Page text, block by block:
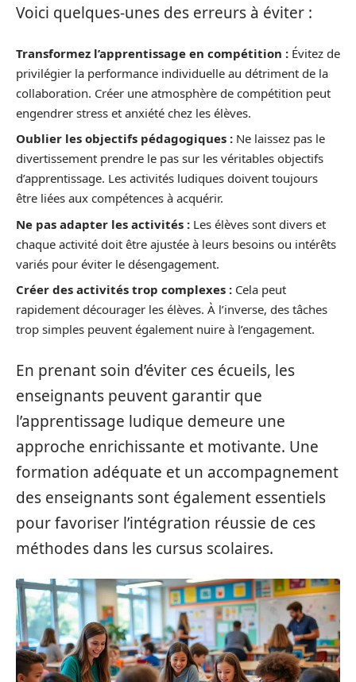
Voici quelques-unes des erreurs à éviter :
Transformez l’apprentissage en compétition : Évitez de
privilégier la performance individuelle au détriment de la
collaboration. Créer une atmosphère de compétition peut
engendrer stress et anxiété chez les élèves.
Oublier les objectifs pédagogiques : Ne laissez pas le
divertissement prendre le pas sur les véritables objectifs
d’apprentissage. Les activités ludiques doivent toujours
être liées aux compétences à acquérir.
Ne pas adapter les activités : Les élèves sont divers et
chaque activité doit être ajustée à leurs besoins ou intérêts
variés pour éviter le désengagement.
Créer des activités trop complexes : Cela peut
rapidement décourager les élèves. À l’inverse, des tâches
trop simples peuvent également nuire à l’engagement.
En prenant soin d’éviter ces écueils, les
enseignants peuvent garantir que
l’apprentissage ludique demeure une
approche enrichissante et motivante. Une
formation adéquate et un accompagnement
des enseignants sont également essentiels
pour favoriser l’intégration réussie de ces
méthodes dans les cursus scolaires.